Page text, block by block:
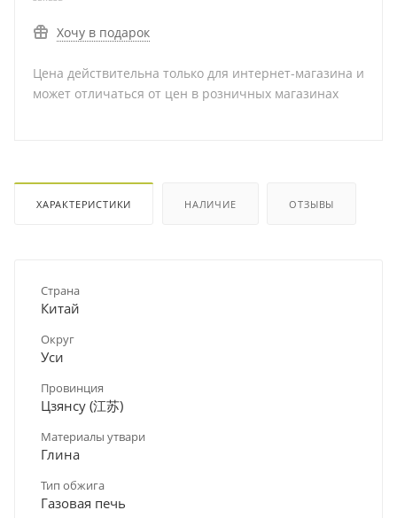
Хочу в подарок
Цена действительна только для интернет-магазина и
может отличаться от цен в розничных магазинах
ХАРАКТЕРИСТИКИ НАЛИЧИЕ ОТЗЫВЫ
Страна
Китай
Округ
Уси
Провинция
Цзянсу (江苏)
Материалы утвари
Глина
Тип обжига
Газовая печь